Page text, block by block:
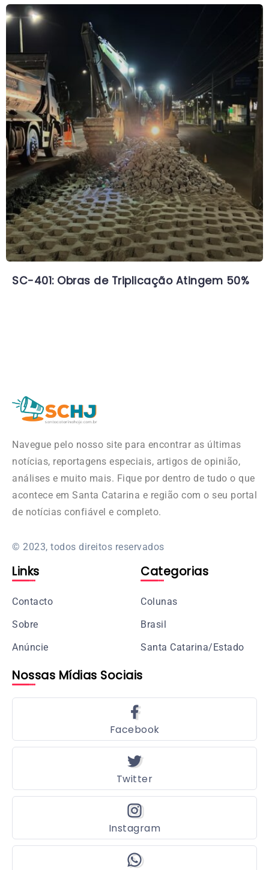
SC-401: Obras de Triplicação Atingem 50%
Navegue pelo nosso site para encontrar as últimas
notícias, reportagens especiais, artigos de opinião,
análises e muito mais. Fique por dentro de tudo o que
acontece em Santa Catarina e região com o seu portal
de notícias confiável e completo.
© 2023, todos direitos reservados
Links
Contacto
Sobre
Anúncie
Categorias
Colunas
Brasil
Santa Catarina/Estado
Nossas Mídias Sociais
Facebook
Twitter
Instagram